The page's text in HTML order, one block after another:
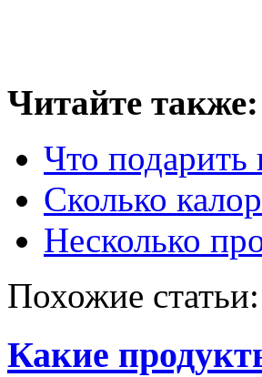
Читайте также:
Что подарить
Сколько
Несколько
Похожие статьи:
Какие